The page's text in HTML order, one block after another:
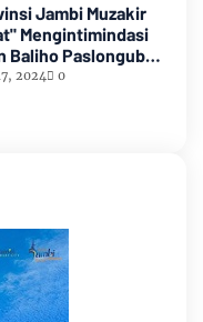
Jambi Muzakir
Mengintimindasi
Baliho Paslongub
2024 0